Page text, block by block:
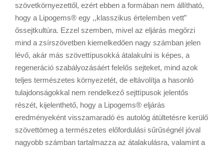
szövetkörnyezettől, ezért ebben a formában nem állítható,
hogy a Lipogems® egy ,,klasszikus értelemben vett”
őssejtkultúra. Ezzel szemben, mivel az eljárás megőrzi
mind a zsírszövetben kiemelkedően nagy számban jelen
lévő, akár más szövettípusokká átalakulni is képes, a
regeneráció szabályozásáért felelős sejteket, mind azok
teljes természetes környezetét, de eltávolítja a hasonló
tulajdonságokkal nem rendelkező sejttípusok jelentős
részét, kijelenthető, hogy a Lipogems® eljárás
eredményeként visszamaradó és autológ átültetésre kerülő
szövettömeg a természetes előfordulási sűrűségnél jóval
nagyobb számban tartalmazza az átalakulásra, valamint a